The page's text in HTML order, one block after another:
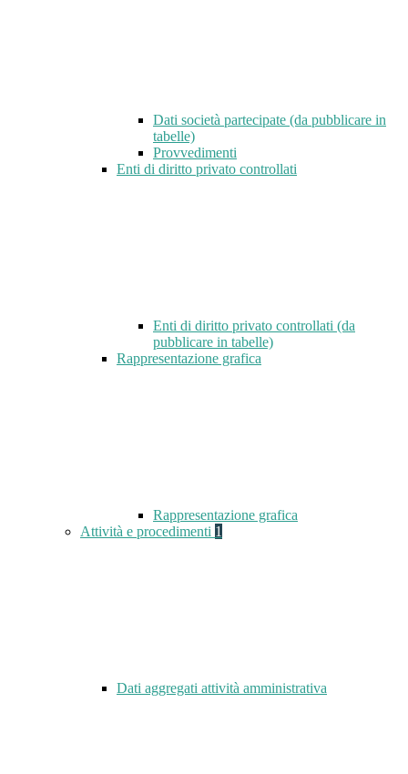
Dati società partecipate (da pubblicare in
tabelle)
Provvedimenti
Enti di diritto privato controllati
Enti di diritto privato controllati (da
pubblicare in tabelle)
Rappresentazione grafica
Rappresentazione grafica
Attività e procedimenti 1
Dati aggregati attività amministrativa